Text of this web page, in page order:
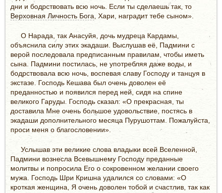
дни и бодрствовать всю ночь. Если ты сделаешь так, то
Верховная Личность Бога , Хари, наградит тебе сыном».
О Нарада, так Анасуйя, дочь мудреца Кардамы,
объяснила силу этих экадаши. Выслушав её, Падмини с
верой последовала предписанным правилам, чтобы иметь
сына. Падмини постилась, не употребляя даже воды, и
бодрствовала всю ночь, воспевая славу Господу и танцуя в
экстазе. Господь Кешава был очень доволен её
преданностью и появился перед ней, сидя на спине
великого Гаруды. Господь сказал: «О прекрасная, ты
доставила Мне очень большое удовольствие, постясь в
экадаши дополнительного месяца Пурушоттам. Пожалуйста,
проси меня о благословении».
Услышав эти великие слова владыки всей Вселенной,
Падмини вознесла Всевышнему Господу преданные
молитвы и попросила Его о сокровенном желании своего
мужа. Господь Шри Кришна удалился со словами: «О
кроткая женщина, Я очень доволен тобой и счастлив, так как